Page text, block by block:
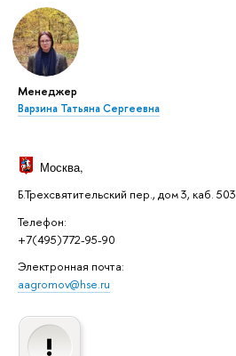
Менеджер
Варзина Татьяна Сергеевна
Москва,
Б.Трехсвятительский пер., дом 3, каб. 503
Телефон:
+7(495)772-95-90
Электронная почта:
aagromov@hse.ru